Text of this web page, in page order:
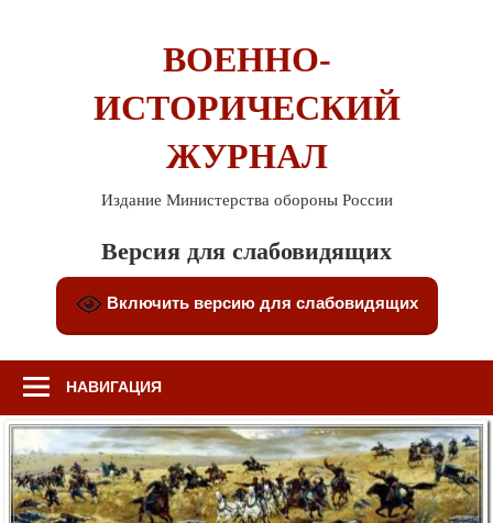
ВОЕННО-
ИСТОРИЧЕСКИЙ
ЖУРНАЛ
Издание Министерства обороны России
Версия для слабовидящих
Включить версию для слабовидящих
НАВИГАЦИЯ